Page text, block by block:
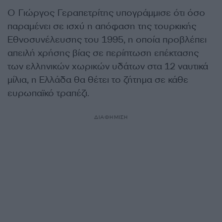
Ο Γιώργος Γεραπετρίτης υπογράμμισε ότι όσο
παραμένει σε ισχύ η απόφαση της τουρκικής
Εθνοσυνέλευσης του 1995, η οποία προβλέπει
απειλή χρήσης βίας σε περίπτωση επέκτασης
των ελληνικών χωρικών υδάτων στα 12 ναυτικά
μίλια, η Ελλάδα θα θέτει το ζήτημα σε κάθε
ευρωπαϊκό τραπέζι.
ΔΙΑΦΗΜΙΣΗ